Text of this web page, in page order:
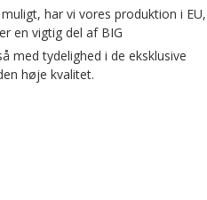
har vi vores produktion i EU,
en vigtig del af BIG
med tydelighed i de eksklusive
høje kvalitet.